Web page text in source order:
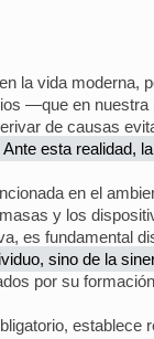
la vida
—que en
de causas
Ante esta realidad,
en el
y los
es fundamental
sino de la
por su